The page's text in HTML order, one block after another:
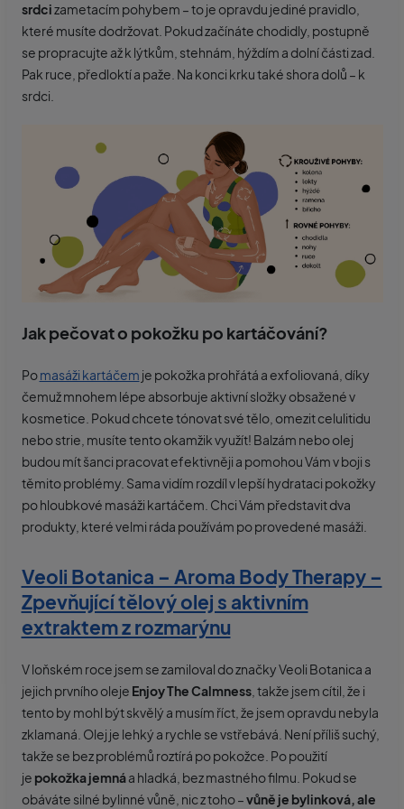
srdcizametacím pohybem – to je opravdu jediné pravidlo,
které musíte dodržovat. Pokud začínáte chodidly, postupně
se propracujte až k lýtkům, stehnám, hýždím a dolní části zad.
Pak ruce, předloktí a paže. Na konci krku také shora dolů – k
srdci.
Jak pečovat o pokožku po kartáčování?
Pomasáži kartáčem je pokožka prohřátá a exfoliovaná, díky
čemuž mnohem lépe absorbuje aktivní složky obsažené v
kosmetice. Pokud chcete tónovat své tělo, omezit celulitidu
nebo strie, musíte tento okamžik využít! Balzám nebo olej
budou mít šanci pracovat efektivněji a pomohou Vám v boji s
těmito problémy. Sama vidím rozdíl v lepší hydrataci pokožky
po hloubkové masáži kartáčem. Chci Vám představit dva
produkty, které velmi ráda používám po provedené masáži.
Veoli Botanica – Aroma Body Therapy –
Zpevňující tělový olej s aktivním
extraktem z rozmarýnu
V loňském roce jsem se zamiloval do značky Veoli Botanica a
jejich prvního oleje Enjoy The Calmness, takže jsem cítil, že i
tento by mohl být skvělý a musím říct, že jsem opravdu nebyla
zklamaná. Olej je lehký a rychle se vstřebává. Není příliš suchý,
takže se bez problémů roztírá po pokožce. Po použití
je pokožka jemnáa hladká, bez mastného filmu. Pokud se
obáváte silné bylinné vůně, nic z toho –vůně je bylinková, ale